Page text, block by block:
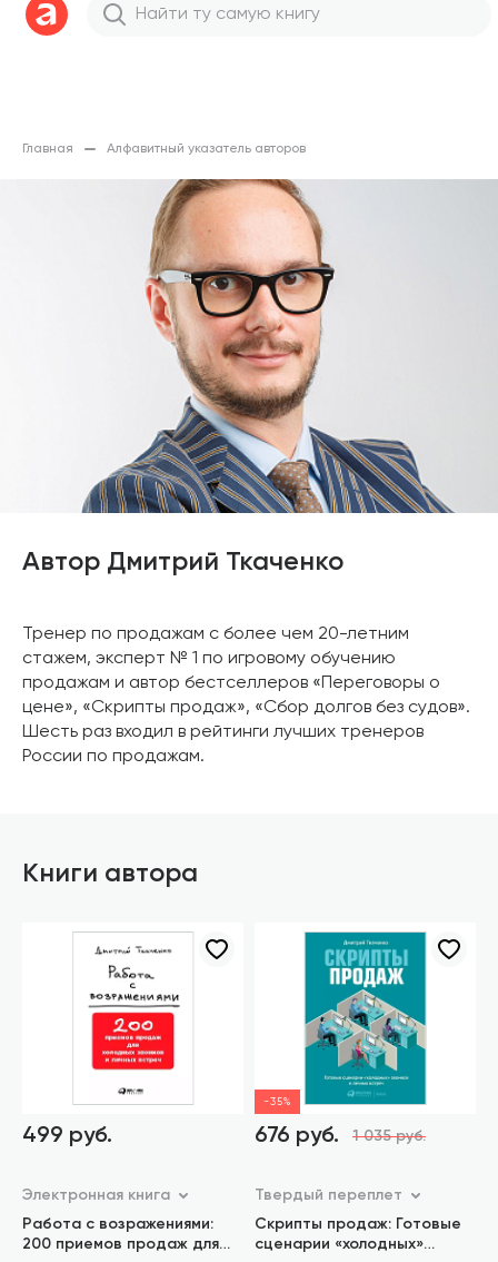
Главная Алфавитный указатель авторов
Автор Дмитрий Ткаченко
Тренер по продажам с более чем 20-летним
стажем, эксперт № 1 по игровому обучению
продажам и автор бестселлеров «Переговоры о
цене», «Скрипты продаж», «Сбор долгов без судов».
Шесть раз входил в рейтинги лучших тренеров
России по продажам.
Книги автора
499 руб.
Электронная книга
Работа с возражениями:
200 приемов продаж для
-35%
676 руб. 1 035 руб.
Твердый переплет
Скрипты продаж: Готовые
сценарии «холодных»